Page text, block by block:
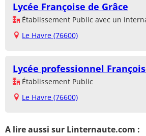
Lycée Françoise de Grâce
Établissement Public avec un
Le Havre (76600)
Lycée professionnel
Établissement Public
Le Havre (76600)
A lire aussi sur Linternaute.com :